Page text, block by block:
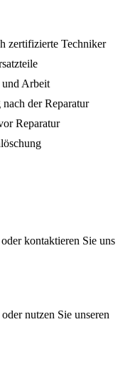
zertifizierte Techniker
und Arbeit
der Reparatur
Reparatur
kontaktieren Sie uns
nutzen Sie unseren